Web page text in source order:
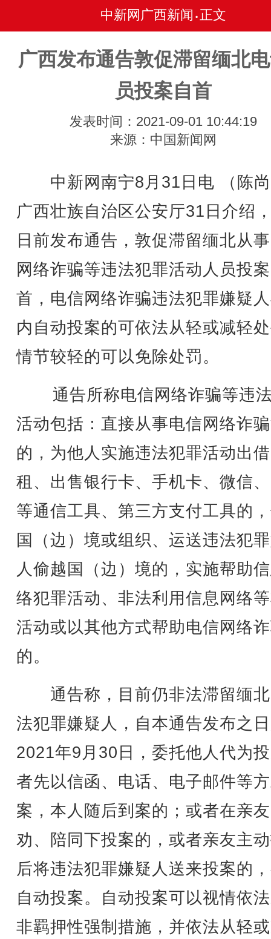
中新网广西新闻 • 正文
广西发布通告敦促滞留缅北
员投案自首
发表时间：2021-09-01 10:44:19
来源：中国新闻网
中新网南宁8月31日电 （陈
广西壮族自治区公安厅31日介绍
日前发布通告，敦促滞留缅北从
网络诈骗等违法犯罪活动人员投
首，电信网络诈骗违法犯罪嫌疑
内自动投案的可依法从轻或减轻
情节较轻的可以免除处罚。
通告所称电信网络诈骗等违
活动包括：直接从事电信网络诈
的，为他人实施违法犯罪活动出
租、出售银行卡、手机卡、微信
等通信工具、第三方支付工具的
国（边）境或组织、运送违法犯
人偷越国（边）境的，实施帮助
络犯罪活动、非法利用信息网络
活动或以其他方式帮助电信网络
的。
通告称，目前仍非法滞留缅
法犯罪嫌疑人，自本通告发布之
2021年9月30日，委托他人代为
者先以信函、电话、电子邮件等
案，本人随后到案的；或者在亲
劝、陪同下投案的，或者亲友主
后将违法犯罪嫌疑人送来投案的
自动投案。自动投案可以视情依
非羁押性强制措施，并依法从轻